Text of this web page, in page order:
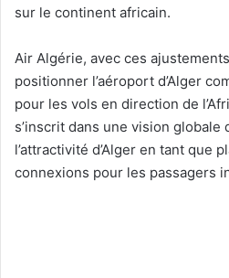
sur le continent africain.
Air Algérie, avec ces
positionner l’aéroport d’Alger
pour les vols en direction de
s’inscrit dans une vision globale
l’attractivité d’Alger en tant que
connexions pour les passagers